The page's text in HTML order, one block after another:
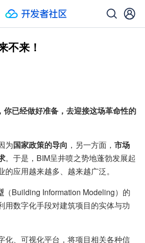
不来！
你已经做好准备，去迎接这场革命性的
为国家政策的导向 ，另一方面， 市场
。于是，BIM呈井喷之势地蓬勃发展起
应用越来越多、越来越广泛。
（Building Information Modeling）的
用数字化手段对建筑项目的实体与功
化、可视化平台，将项目相关各种信